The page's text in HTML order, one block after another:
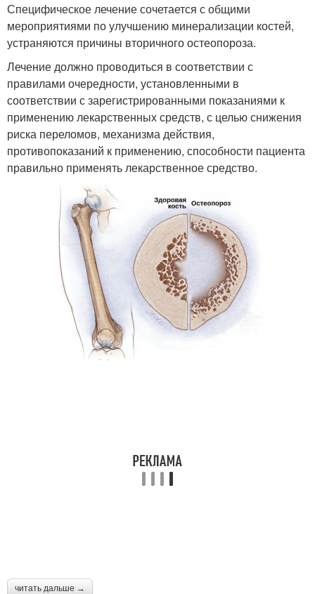
Специфическое лечение сочетается с общими
мероприятиями по улучшению минерализации костей,
устраняются причины вторичного остеопороза.
Лечение должно проводиться в соответствии с
правилами очередности, установленными в
соответствии с зарегистрированными показаниями к
применению лекарственных средств, с целью снижения
риска переломов, механизма действия,
противопоказаний к применению, способности пациента
правильно применять лекарственное средство.
читать дальше →